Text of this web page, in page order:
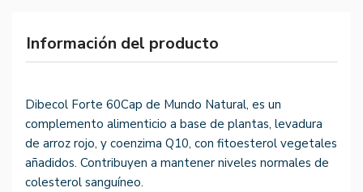
Información del producto
Dibecol Forte 60Cap de Mundo Natural, es un
complemento alimenticio a base de plantas, levadura
de arroz rojo, y coenzima Q10, con fitoesterol vegetales
añadidos. Contribuyen a mantener niveles normales de
colesterol sanguíneo.